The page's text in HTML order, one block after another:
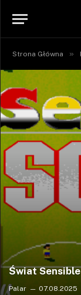
Strona Główna »
Świat
Palar 07.08.2025